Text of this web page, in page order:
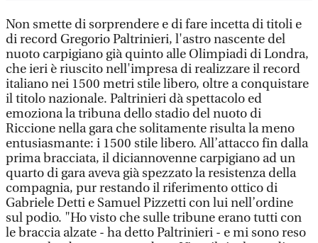
Non smette di sorprendere e di fare incetta di titoli e
di record Gregorio Paltrinieri, l'astro nascente del
nuoto carpigiano già quinto alle Olimpiadi di Londra,
che ieri è riuscito nell'impresa di realizzare il record
italiano nei 1500 metri stile libero, oltre a conquistare
il titolo nazionale. Paltrinieri dà spettacolo ed
emoziona la tribuna dello stadio del nuoto di
Riccione nella gara che solitamente risulta la meno
entusiasmante: i 1500 stile libero. All’attacco fin dalla
prima bracciata, il diciannovenne carpigiano ad un
quarto di gara aveva già spezzato la resistenza della
compagnia, pur restando il riferimento ottico di
Gabriele Detti e Samuel Pizzetti con lui nell’ordine
sul podio. "Ho visto che sulle tribune erano tutti con
le braccia alzate - ha detto Paltrinieri - e mi sono reso